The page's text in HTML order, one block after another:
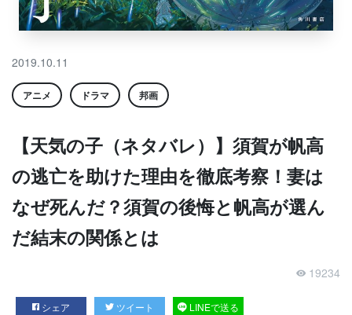
2019.10.11
アニメ ドラマ 邦画
【天気の子（ネタバレ）】須賀が帆高
の逃亡を助けた理由を徹底考察！妻は
なぜ死んだ？須賀の後悔と帆高が選ん
だ結末の関係とは
19234
シェア ツイート LINEで送る